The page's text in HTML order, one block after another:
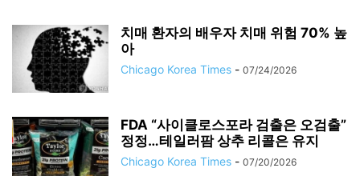
치매 환자의 배우자 치매 위험 70% 높
아
Chicago Korea Times - 07/24/2026
FDA “사이클로스포라 검출은 오검출”
정정…테일러팜 상추 리콜은 유지
Chicago Korea Times - 07/20/2026